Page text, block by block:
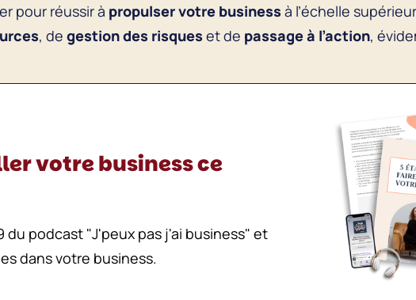
pour réussir à propulser votre business à l’échelle
, de gestion des risques et de passage à l’action,
votre business ce
du podcast "J'peux pas j'ai business" et
dans votre business.